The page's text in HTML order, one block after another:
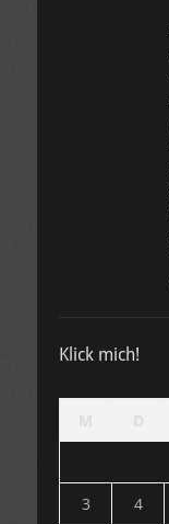
Klick mich!
3
4